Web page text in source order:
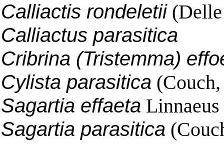
Calliactis rondeletii(Delle
Calliactus parasitica
Cribrina (Tristemma)
Cylista parasitica
Sagartia effaeta Linnaeus
Sagartia parasitica